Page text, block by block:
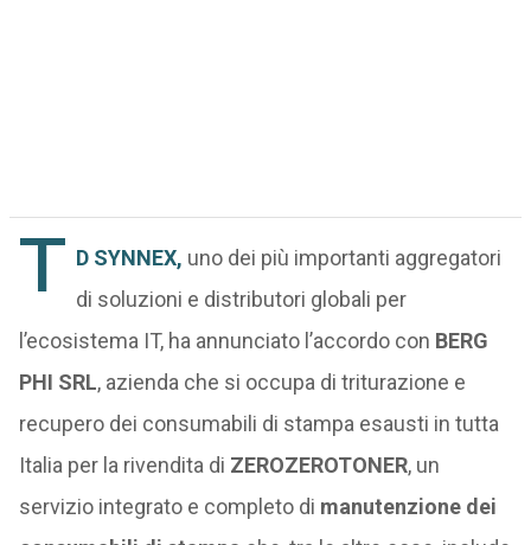
T D SYNNEX, uno dei più importanti aggregatori
di soluzioni e distributori globali per
l’ecosistema IT, ha annunciato l’accordo con BERG
PHI SRL, azienda che si occupa di triturazione e
recupero dei consumabili di stampa esausti in tutta
Italia per la rivendita di ZEROZEROTONER, un
servizio integrato e completo di manutenzione dei